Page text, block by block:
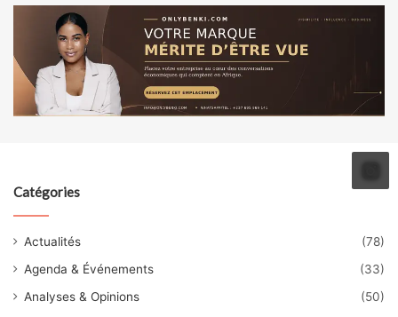
Catégories
Actualités
(78)
Agenda & Événements
(33)
Analyses & Opinions
(50)